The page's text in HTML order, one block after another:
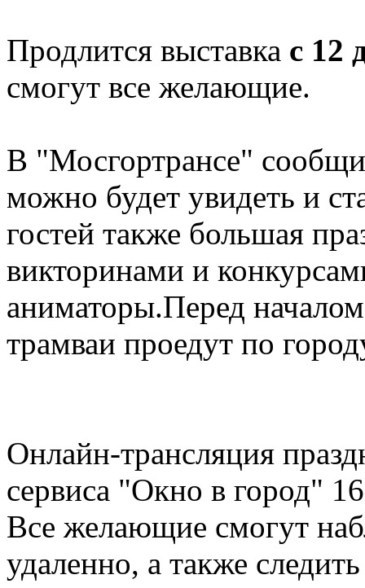
Продлится выставка с 12
смогут все желающие.
В "Мосгортрансе"
можно будет увидеть и
гостей также большая
викторинами и
аниматоры.Перед
трамваи проедут по
Онлайн-трансляция
сервиса "Окно в город"
Все желающие смогут
удаленно, а также